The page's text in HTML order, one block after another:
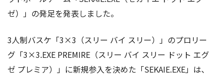
ゼ）」の発足を発表しました。
3人制バスケ「3×3（スリー バイ スリー）」のプロリー
グ「3×3.EXE PREMIRE（スリー バイ スリー ドット エグ
ゼ プレミア）」に新規参入を決めた「SEKAIE.EXE」は、